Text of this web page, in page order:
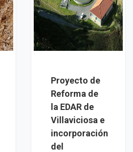
Proyecto de
Reforma de
la EDAR de
Villaviciosa e
incorporación
del